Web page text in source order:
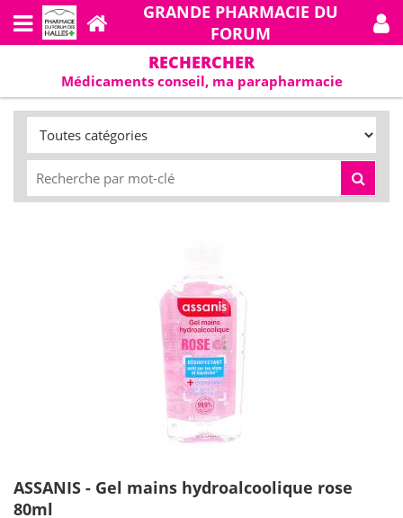
GRANDE PHARMACIE DU
FORUM
RECHERCHER
Médicaments conseil, ma parapharmacie
ASSANIS - Gel mains hydroalcoolique rose
80ml